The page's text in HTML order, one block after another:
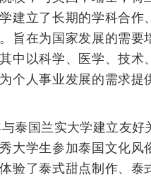
建立了长期的学科合作
旨在为国家发展的需要
中以科学、医学、技术
个人事业发展的需求提
与泰国兰实大学建立友好
大学生参加泰国文化风
验了泰式甜点制作、泰